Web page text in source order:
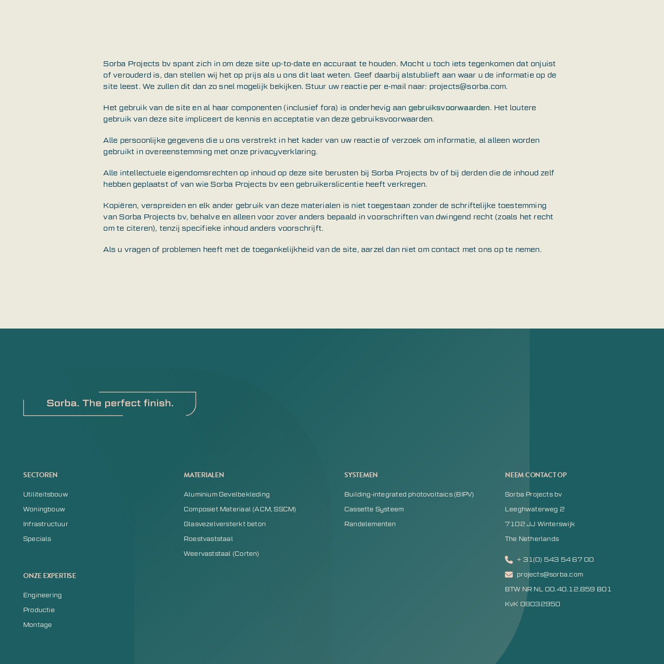
Sorba Projects bv spant zich in om deze site up-to-date en accuraat te houden. Mocht u toch iets tegenkomen dat onjuist
of verouderd is, dan stellen wij het op prijs als u ons dit laat weten. Geef daarbij alstublieft aan waar u de informatie op de
site leest. We zullen dit dan zo snel mogelijk bekijken. Stuur uw reactie per e-mail naar: projects@sorba.com.
Het gebruik van de site en al haar componenten (inclusief fora) is onderhevig aan gebruiksvoorwaarden. Het loutere
gebruik van deze site impliceert de kennis en acceptatie van deze gebruiksvoorwaarden.
Alle persoonlijke gegevens die u ons verstrekt in het kader van uw reactie of verzoek om informatie, al alleen worden
gebruikt in overeenstemming met onze privacyverklaring.
Alle intellectuele eigendomsrechten op inhoud op deze site berusten bij Sorba Projects bv of bij derden die de inhoud zelf
hebben geplaatst of van wie Sorba Projects bv een gebruikerslicentie heeft verkregen.
Kopiëren, verspreiden en elk ander gebruik van deze materialen is niet toegestaan zonder de schriftelijke toestemming
van Sorba Projects bv, behalve en alleen voor zover anders bepaald in voorschriften van dwingend recht (zoals het recht
om te citeren), tenzij specifieke inhoud anders voorschrijft.
Als u vragen of problemen heeft met de toegankelijkheid van de site, aarzel dan niet om contact met ons op te nemen.
SECTOREN
Utiliteitsbouw
Woningbouw
Infrastructuur
Specials
ONZE EXPERTISE
Engineering
Productie
Montage
MATERIALEN
Aluminium Gevelbekleding
Composiet Materiaal (ACM, SSCM)
Glasvezelversterkt beton
Roestvaststaal
Weervaststaal (Corten)
SYSTEMEN
Building-integrated photovoltaics (BIPV)
Cassette Systeem
Randelementen
NEEM CONTACT OP
Sorba Projects bv
Leeghwaterweg 2
7102 JJ Winterswijk
The Netherlands
+ 31(0) 543 54 67 00
projects@sorba.com
BTW NR NL 00.40.12.859 B01
KvK 08032950